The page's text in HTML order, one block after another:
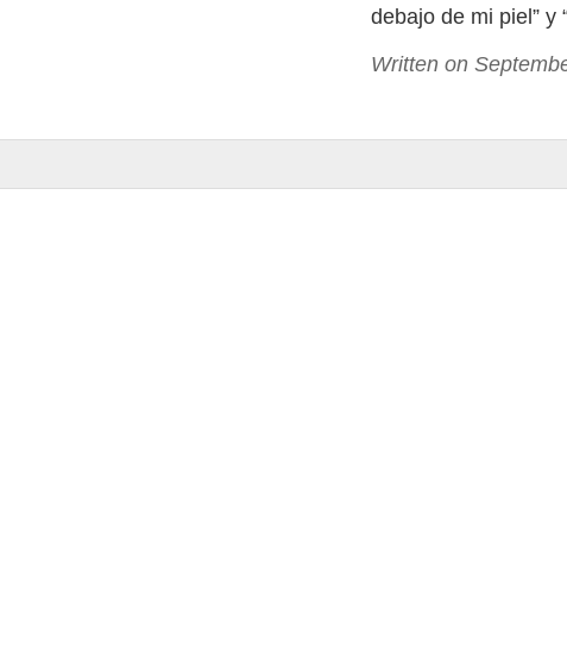
debajo de mi piel” y
Written on